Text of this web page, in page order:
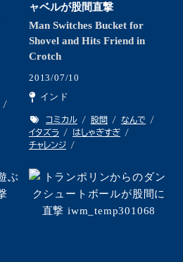
ャベルが股間直撃
Man Switches Bucket for
Shovel and Hits Friend in
Crotch
2013/07/10
インド
コミカル 股間
なんで
イタズラ
はしゃぎすぎ
チャレンジ